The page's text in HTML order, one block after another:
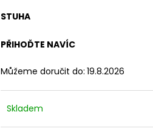
STUHA
PŘIHOĎTE NAVÍC
Můžeme doručit do: 19.8.2026
Skladem